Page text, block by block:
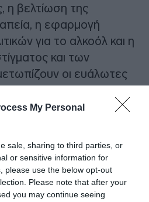
My Personal
sale, sharing to third parties, or
or sensitive information for
please use the below opt-out
Please note that after your
you may continue seeing
η βελτίωση της
η εφαρμογή
για το αλκοόλ και η
και των
οι ευάλωτες